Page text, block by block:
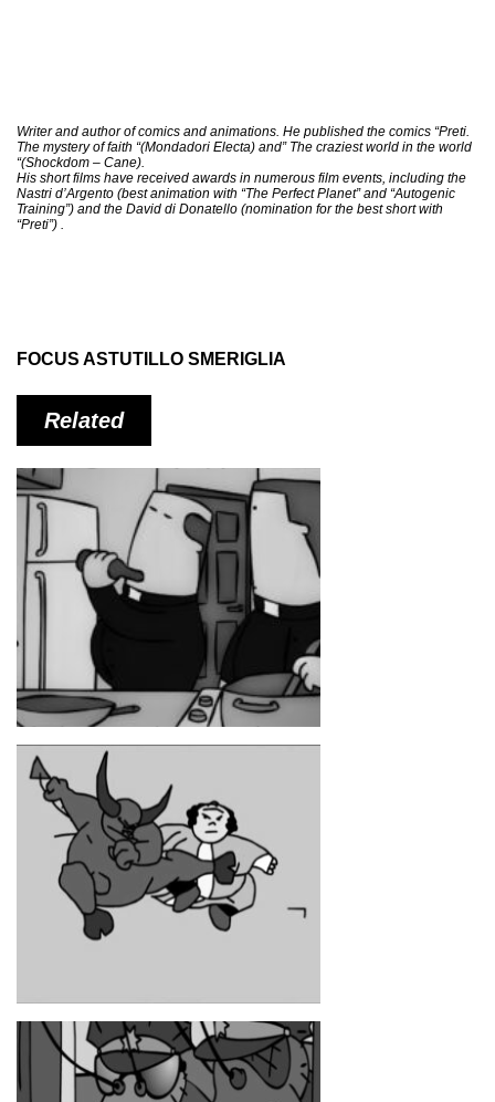
Writer and author of comics and animations. He published the comics “Preti.
The mystery of faith “(Mondadori Electa) and” The craziest world in the world
“(Shockdom – Cane).
His short films have received awards in numerous film events, including the
Nastri d’Argento (best animation with “The Perfect Planet” and “Autogenic
Training”) and the David di Donatello (nomination for the best short with
“Preti”) .
FOCUS ASTUTILLO SMERIGLIA
Related